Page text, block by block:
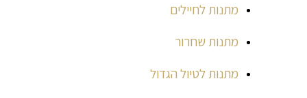
מתנות לחיילים
מתנות שחרור
מתנות לטיול הגדול